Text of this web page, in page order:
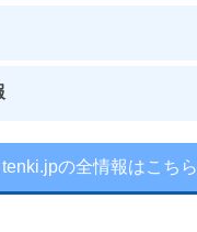
tenki.jpの全情報はこちら